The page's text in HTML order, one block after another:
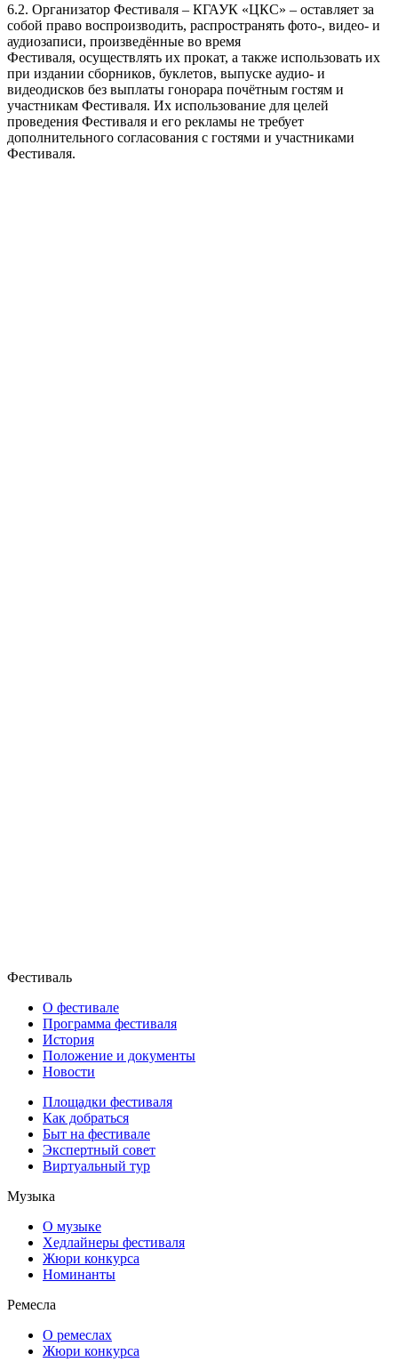
6.2. Организатор Фестиваля – КГАУК «ЦКС» – оставляет за
собой право воспроизводить, распространять фото-, видео- и
аудиозаписи, произведённые во время
Фестиваля, осуществлять их прокат, а также использовать их
при издании сборников, буклетов, выпуске аудио- и
видеодисков без выплаты гонорара почётным гостям и
участникам Фестиваля. Их использование для целей
проведения Фестиваля и его рекламы не требует
дополнительного согласования с гостями и участниками
Фестиваля.
Фестиваль
О фестивале
Программа фестиваля
История
Положение и документы
Новости
Площадки фестиваля
Как добраться
Быт на фестивале
Экспертный совет
Виртуальный тур
Музыка
О музыке
Хедлайнеры фестиваля
Жюри конкурса
Номинанты
Ремесла
О ремеслах
Жюри конкурса